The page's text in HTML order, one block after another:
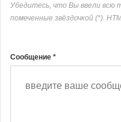
Убедитесь, что Вы ввели всю
помеченные звёздочкой (*).
Сообщение *